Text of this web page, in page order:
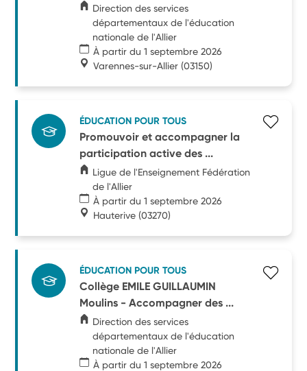
Direction des services
départementaux de l'éducation
nationale de l'Allier
À partir du 1 septembre 2026
Varennes-sur-Allier (03150)
ÉDUCATION POUR TOUS
Promouvoir et accompagner la
participation active des ...
Ligue de l'Enseignement Fédération
de l'Allier
À partir du 1 septembre 2026
Hauterive (03270)
ÉDUCATION POUR TOUS
Collège EMILE GUILLAUMIN
Moulins - Accompagner des ...
Direction des services
départementaux de l'éducation
nationale de l'Allier
À partir du 1 septembre 2026